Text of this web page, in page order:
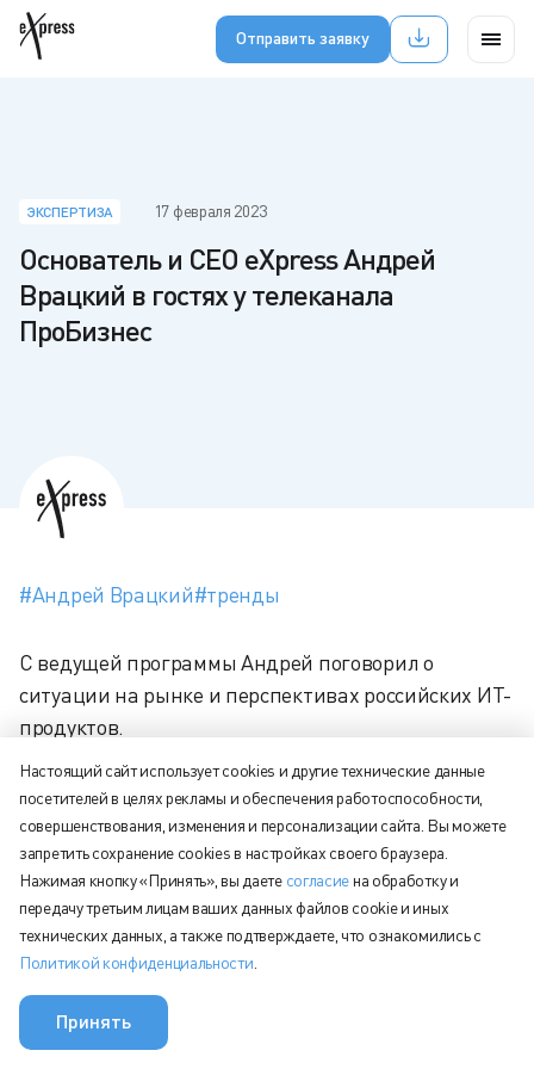
Отправить заявку
ЭКСПЕРТИЗА 17 февраля 2023
Основатель и CEO eXpress Андрей
Врацкий в гостях у телеканала
ПроБизнес
#Андрей Врацкий#тренды
С ведущей программы Андрей поговорил о
ситуации на рынке и перспективах российских ИТ-
продуктов.
А еще рассказал о возможностях и преимуществах
eXpress — платформы корпоративных
коммуникаций и мобильности, которую уже
используют крупнейшие отечественные
корпорации.
С видеоинтервью можно ознакомиться на сайте
телеканала
ПроБизнес
Настоящий сайт использует cookies и другие технические данные
посетителей в целях рекламы и обеспечения работоспособности,
совершенствования, изменения и персонализации сайта. Вы можете
запретить сохранение cookies в настройках своего браузера.
Нажимая кнопку «Принять», вы даете согласие на обработку и
передачу третьим лицам ваших данных файлов cookie и иных
технических данных, а также подтверждаете, что ознакомились с
Политикой конфиденциальности
Принять